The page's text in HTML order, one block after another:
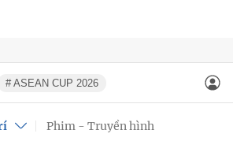
# ASEAN CUP 2026
Phim - Truyền hình